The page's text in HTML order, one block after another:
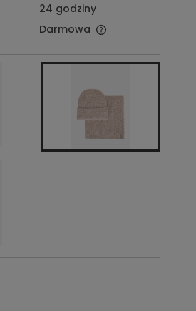
24 godziny
Darmowa